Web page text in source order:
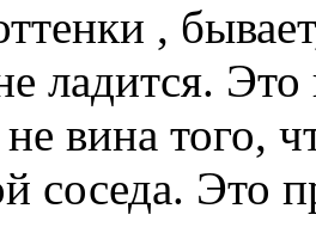
,
ладится.
вина того,
соседа. Это